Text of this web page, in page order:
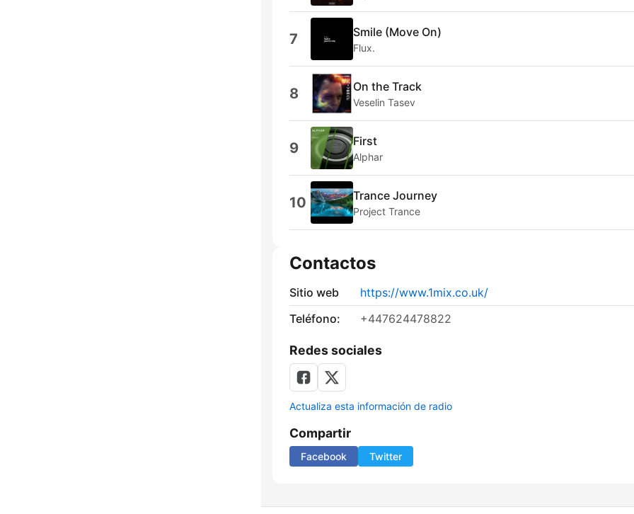
7 Smile (Move On)
Flux.
8 On the Track
Veselin Tasev
9 First
Alphar
10 Trance Journey
Project Trance
Contactos
Sitio web
https://www.1mix.co.uk/
Teléfono:
+447624478822
Redes sociales
Actualiza esta información de radio
Compartir
Facebook Twitter